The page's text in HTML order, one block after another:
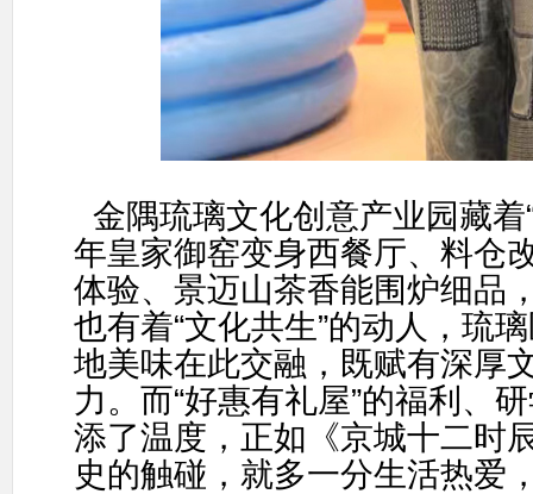
金隅琉璃文化创意产业园藏着
年皇家御窑变身西餐厅、料仓
体验、景迈山茶香能围炉细品
也有着“文化共生”的动人，琉
地美味在此交融，既赋有深厚
力。而“好惠有礼屋”的福利、
添了温度，正如《京城十二时
史的触碰，就多一分生活热爱